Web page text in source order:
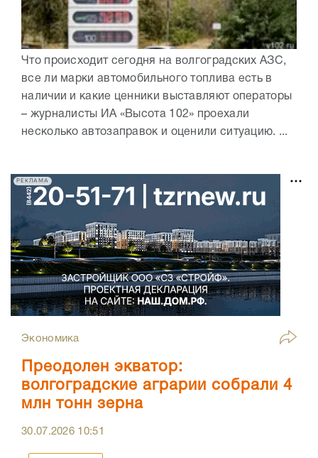
Что происходит сегодня на волгоградских АЗС,
все ли марки автомобильного топлива есть в
наличии и какие ценники выставляют операторы
– журналисты ИА «Высота 102» проехали
несколько автозаправок и оценили ситуацию. ...
РЕКЛАМА
Экономика
Преодолен экватор:
волгоградские аграрии собрали 4
млн тонн зерна
30.07.2026 10:51